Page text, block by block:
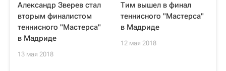
Александр Зверев стал
вторым финалистом
теннисного "Мастерса"
в Мадриде
13 мая 2018
Тим вышел в финал
теннисного "Мастерса"
в Мадриде
12 мая 2018